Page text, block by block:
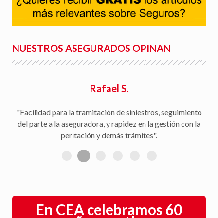
NUESTROS ASEGURADOS OPINAN
Rafael S.
"Facilidad para la tramitación de siniestros, seguimiento
del parte a la aseguradora, y rapidez en la gestión con la
peritación y demás trámites".
En CEA celebramos 60
años contigo